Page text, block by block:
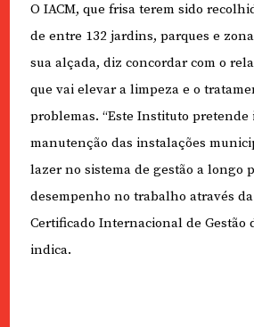
O IACM, que frisa terem sido
de entre 132 jardins, parques e
sua alçada, diz concordar com o
que vai elevar a limpeza e o
problemas. “Este Instituto pretende
manutenção das instalações
lazer no sistema de gestão a longo
desempenho no trabalho através
Certificado Internacional de Gestão
indica.